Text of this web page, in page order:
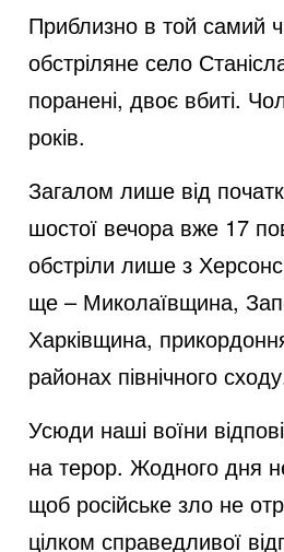
Приблизно в той самий
обстріляне село
поранені, двоє вбиті.
років.
Загалом лише від
шостої вечора вже 17
обстріли лише з
ще – Миколаївщина,
Харківщина,
районах північного
Усюди наші воїни
на терор. Жодного дня
щоб російське зло не
цілком справедливої